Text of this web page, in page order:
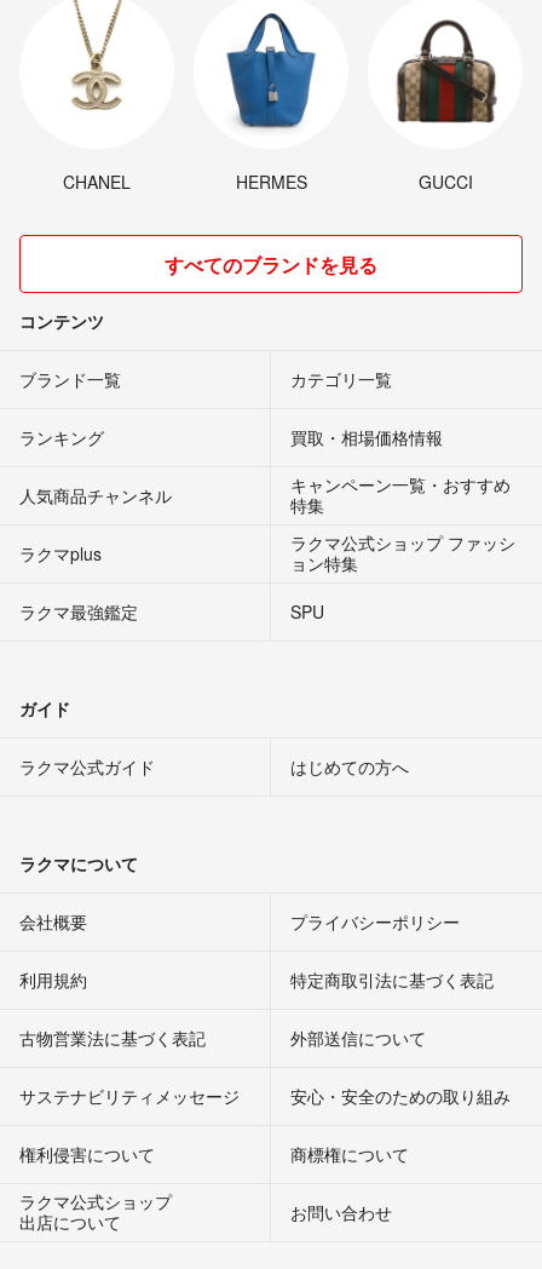
CHANEL HERMES GUCCI
すべてのブランドを見る
コンテンツ
ブランド一覧 カテゴリ一覧
ランキング 買取・相場価格情報
人気商品チャンネル
キャンペーン一覧・おすすめ
特集
ラクマplus
ラクマ公式ショップ ファッシ
ョン特集
ラクマ最強鑑定
SPU
ガイド
ラクマ公式ガイド はじめての方へ
ラクマについて
会社概要 プライバシーポリシー
利用規約 特定商取引法に基づく表記
古物営業法に基づく表記 外部送信について
サステナビリティメッセージ 安心・安全のための取り組み
権利侵害について
商標権について
ラクマ公式ショップ
出店について
お問い合わせ